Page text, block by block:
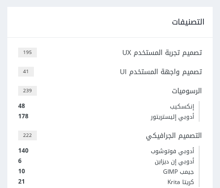
التصنيفات
195 تصميم تجربة المستخدم UX
41 تصميم واجهة المستخدم UI
239 الرسوميات
48
إنكسكيب
178
أدوبي إليستريتور
222 التصميم الجرافيكي
140
أدوبي فوتوشوب
6
أدوبي إن ديزاين
10
جيمب GIMP
21
كريتا Krita